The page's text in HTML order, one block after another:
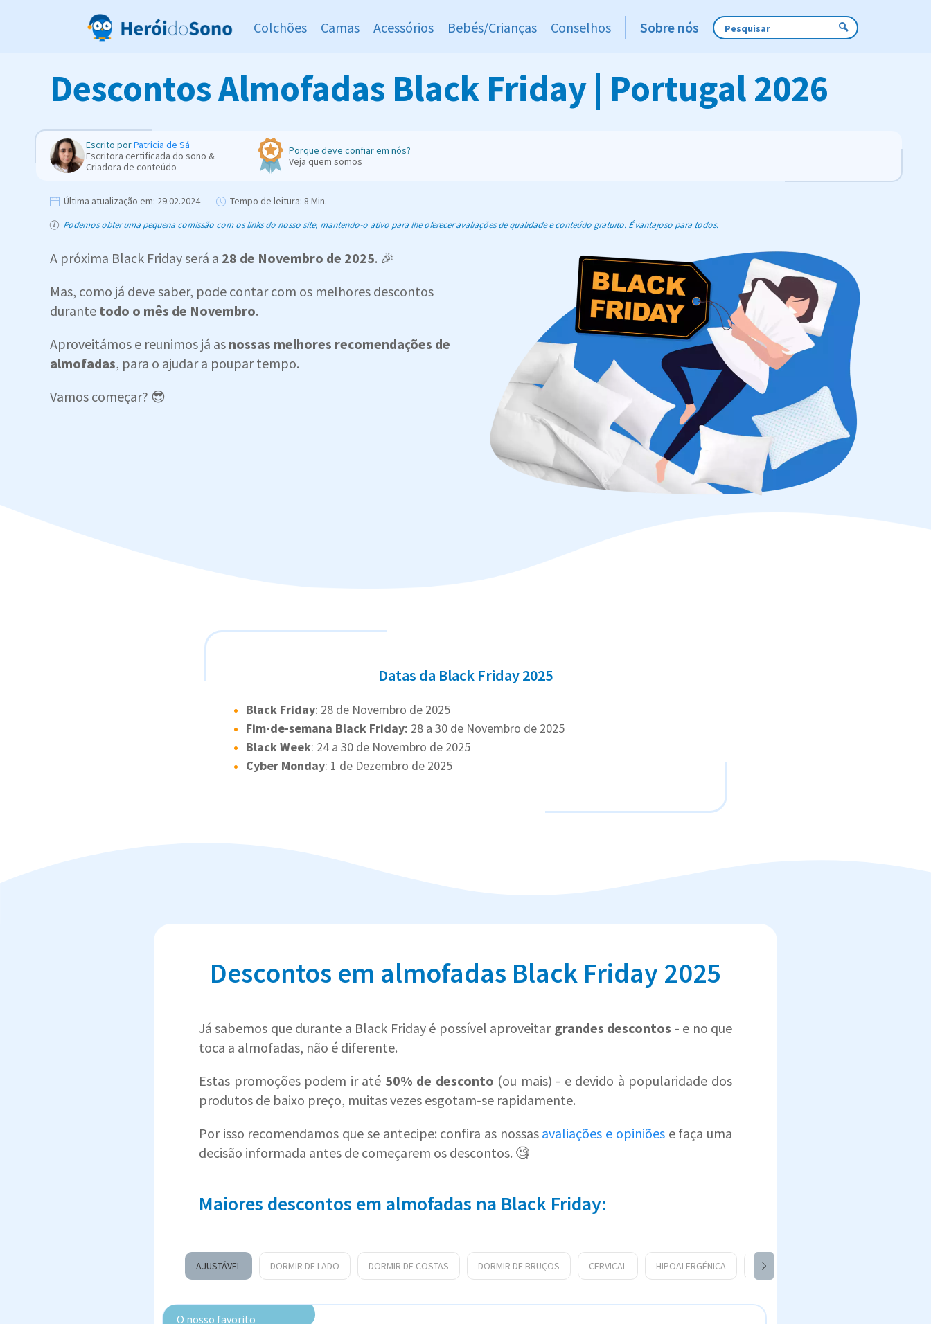
Colchões Camas Acessórios Bebés/Crianças Conselhos Sobre nós
Descontos Almofadas Black Friday | Portugal 2026
Escrito porPatrícia de Sá
Escritora certificada do sono &
Criadora de conteúdo
Porque deve confiar em nós?
Veja quem somos
Última atualização em: 29.02.2024 Tempo de leitura: 8 Min.
Podemos obter uma pequena comissão com os links do nosso site, mantendo-o ativo para lhe oferecer avaliações de qualidade e conteúdo gratuito. É vantajoso para todos.
A próxima Black Friday será a 28 de Novembro de 2025. 🎉
Mas, como já deve saber, pode contar com os melhores descontos
durante todo o mês de Novembro.
Aproveitámos e reunimos já as nossas melhores recomendações de
almofadas, para o ajudar a poupar tempo.
Vamos começar? 😎
Datas da Black Friday 2025
Black Friday: 28 de Novembro de 2025
Fim-de-semana Black Friday: 28 a 30 de Novembro de 2025
Black Week: 24 a 30 de Novembro de 2025
Cyber Monday: 1 de Dezembro de 2025
Descontos em almofadas Black Friday 2025
Já sabemos que durante a Black Friday é possível aproveitar grandes descontos - e no que
toca a almofadas, não é diferente.
Estas promoções podem ir até 50% de desconto (ou mais) - e devido à popularidade dos
produtos de baixo preço, muitas vezes esgotam-se rapidamente.
Por isso recomendamos que se antecipe: confira as nossas avaliações e opiniõese faça uma
decisão informada antes de começarem os descontos. 🧐
Maiores descontos em almofadas na Black Friday:
AJUSTÁVEL DORMIR DE LADO DORMIR DE COSTAS DORMIR DE BRUÇOS CERVICAL HIPOALERGÉNICA GRAVIDEZ
O nosso favorito